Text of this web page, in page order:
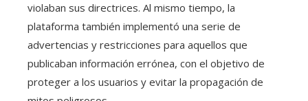
violaban sus directrices. Al mismo tiempo, la
plataforma también implementó una serie de
advertencias y restricciones para aquellos que
publicaban información errónea, con el objetivo de
proteger a los usuarios y evitar la propagación de